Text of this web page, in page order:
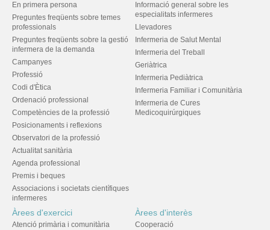
En primera persona
Preguntes freqüents sobre temes
professionals
Preguntes freqüents sobre la gestió
infermera de la demanda
Campanyes
Professió
Codi d'Ètica
Ordenació professional
Competències de la professió
Posicionaments i reflexions
Observatori de la professió
Actualitat sanitària
Agenda professional
Premis i beques
Associacions i societats científiques
infermeres
Informació general sobre les
especialitats infermeres
Llevadores
Infermeria de Salut Mental
Infermeria del Treball
Geriàtrica
Infermeria Pediàtrica
Infermeria Familiar i Comunitària
Infermeria de Cures
Medicoquirúrgiques
Àrees d'exercici
Atenció primària i comunitària
Àrees d'interès
Cooperació